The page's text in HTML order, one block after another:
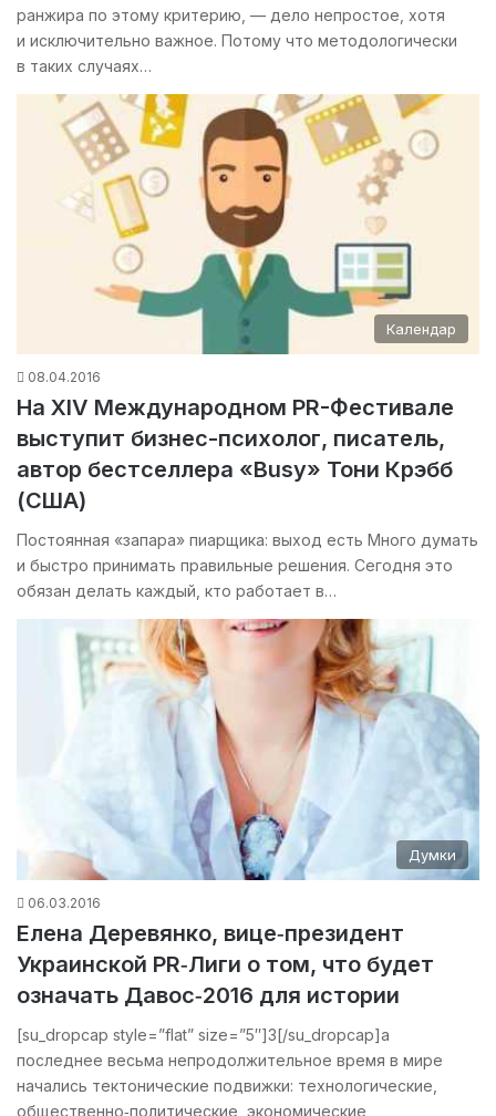
ранжира по этому критерию, — дело непростое, хотя
и исключительно важное. Потому что методологически
в таких случаях…
Календар
08.04.2016
На XIV Международном PR-Фестивале
выступит бизнес-психолог, писатель,
автор бестселлера «Busy» Тони Крэбб
(США)
Постоянная «запара» пиарщика: выход есть Много думать
и быстро принимать правильные решения. Сегодня это
обязан делать каждый, кто работает в…
Думки
06.03.2016
Елена Деревянко, вице‑президент
Украинской PR‑Лиги о том, что будет
означать Давос‑2016 для истории
[su_dropcap style=”flat” size=”5″]З[/su_dropcap]а
последнее весьма непродолжительное время в мире
начались тектонические подвижки: технологические,
общественно‑политические, экономические,